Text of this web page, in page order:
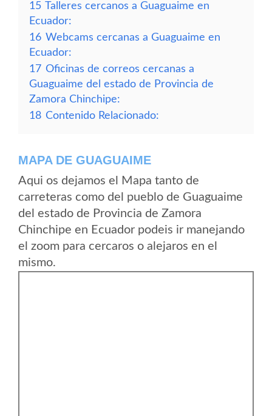
15 Talleres cercanos a Guaguaime en
Ecuador:
16 Webcams cercanas a Guaguaime en
Ecuador:
17 Oficinas de correos cercanas a
Guaguaime del estado de Provincia de
Zamora Chinchipe:
18 Contenido Relacionado:
MAPA DE GUAGUAIME
Aqui os dejamos el Mapa tanto de
carreteras como del pueblo de Guaguaime
del estado de Provincia de Zamora
Chinchipe en Ecuador podeis ir manejando
el zoom para cercaros o alejaros en el
mismo.